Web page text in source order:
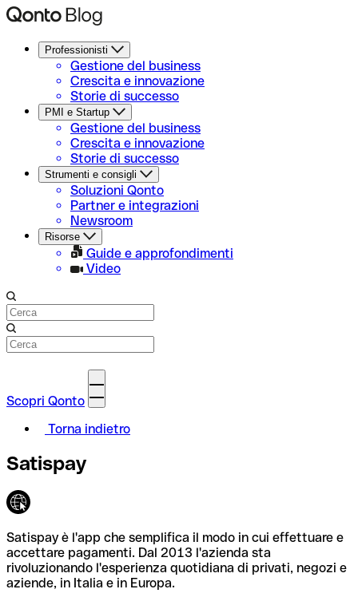
Professionisti
Gestione del business
Crescita e innovazione
Storie di successo
PMI e Startup
Gestione del business
Crescita e innovazione
Storie di successo
Strumenti e consigli
Soluzioni Qonto
Partner e integrazioni
Newsroom
Risorse
Guide e approfondimenti
Video
Scopri Qonto
Torna indietro
Satispay
Satispay è l'app che semplifica il modo in cui effettuare e
accettare pagamenti. Dal 2013 l'azienda sta
rivoluzionando l'esperienza quotidiana di privati, negozi e
aziende, in Italia e in Europa.